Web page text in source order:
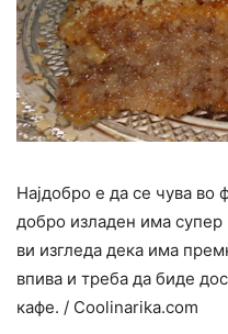
Најдобро е да се чува во
добро изладен има
ви изгледа дека има
впива и треба да биде
кафе. / Сoolinarika.com